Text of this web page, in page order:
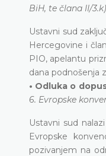
BiH, te člana II/
Ustavni sud
Hercegovine i
PIO, apelantu
dana podnošenja
• Odluka o
6. Evropske
Ustavni sud
Evropske
pozivanjem na